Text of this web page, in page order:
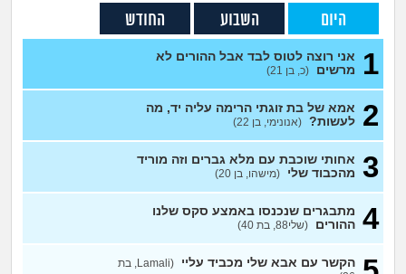
הורות ומשפחה
מתבגרים
מהבקו"ם... ועד מתי?!
לימודים וסטודנטים
עבודה וקריירה
היום השבוע החודש
1
אני רוצה לטוס לבד אבל ההורים לא
מרשים (כ, בן 21)
2
אמא של בת זוגתי הרימה עליה יד, מה
לעשות? (אנונימי, בן 22)
3 אחותי שוכבת עם מלא גברים וזה מוריד
מהכבוד שלי (מישהו, בן 20)
4 מתבגרים שנכנסו באמצע סקס שלנו
ההורים (שלי88, בת 40)
הקשר עם אבא שלי מכביד עליי
(Lamali, בת